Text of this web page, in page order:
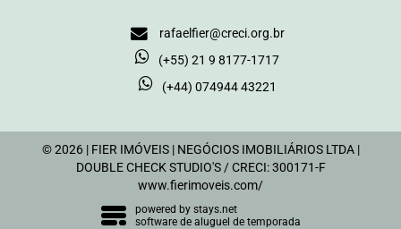
rafaelfier@creci.org.br
(+55) 21 9 8177-1717
(+44) 074944 43221
© 2026 | FIER IMÓVEIS | NEGÓCIOS IMOBILIÁRIOS LTDA |
DOUBLE CHECK STUDIO'S / CRECI: 300171-F
www.fierimoveis.com/
powered by stays.net
software de aluguel de temporada